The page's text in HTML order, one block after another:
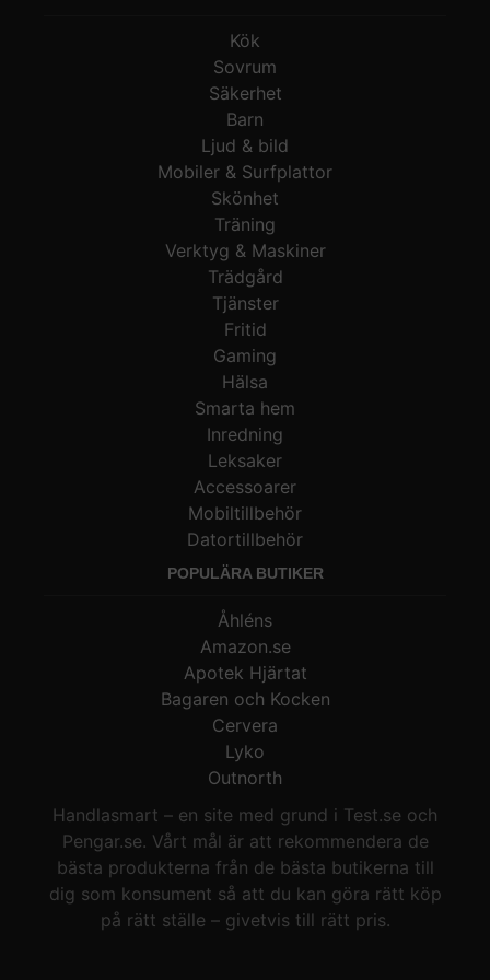
Kök
Sovrum
Säkerhet
Barn
Ljud & bild
Mobiler & Surfplattor
Skönhet
Träning
Verktyg & Maskiner
Trädgård
Tjänster
Fritid
Gaming
Hälsa
Smarta hem
Inredning
Leksaker
Accessoarer
Mobiltillbehör
Datortillbehör
POPULÄRA BUTIKER
Åhléns
Amazon.se
Apotek Hjärtat
Bagaren och Kocken
Cervera
Lyko
Outnorth
Handlasmart – en site med grund i Test.se och
Pengar.se. Vårt mål är att rekommendera de
bästa produkterna från de bästa butikerna till
dig som konsument så att du kan göra rätt köp
på rätt ställe – givetvis till rätt pris.